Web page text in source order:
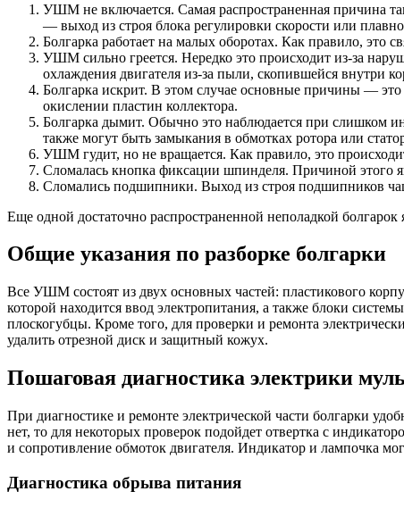
УШМ не включается. Самая распространенная причина
— выход из строя блока регулировки скорости или
Болгарка работает на малых оборотах. Как правило, это
УШМ сильно греется. Нередко это происходит из-за
охлаждения двигателя из-за пыли, скопившейся внутри
Болгарка искрит. В этом случае основные причины —
окислении пластин коллектора.
Болгарка дымит. Обычно это наблюдается при слишком
также могут быть замыкания в обмотках ротора или
УШМ гудит, но не вращается. Как правило, это
Сломалась кнопка фиксации шпинделя. Причиной этого
Сломались подшипники. Выход из строя подшипников
Еще одной достаточно распространенной неполадкой
Общие указания по разборке болгарки
Все УШМ состоят из двух основных частей: пластикового
которой находится ввод электропитания, а также блоки
плоскогубцы. Кроме того, для проверки и ремонта
удалить отрезной диск и защитный кожух.
Пошаговая диагностика электрики
При диагностике и ремонте электрической части болгарки
нет, то для некоторых проверок подойдет отвертка с
и сопротивление обмоток двигателя. Индикатор и лампочка
Диагностика обрыва питания